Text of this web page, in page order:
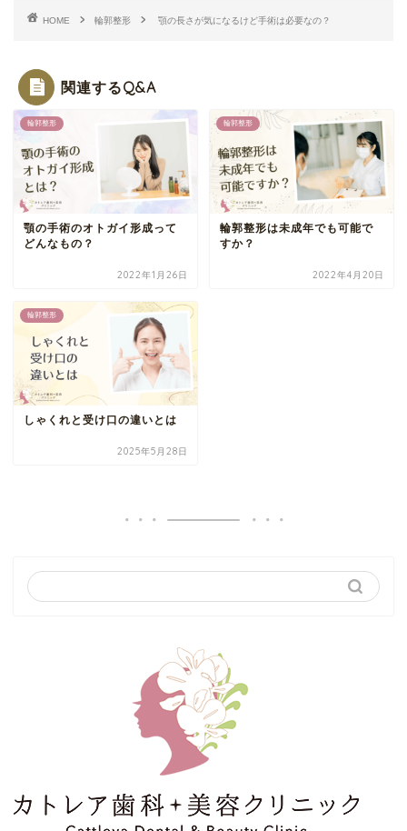
HOME 輪郭整形 顎の長さが気になるけど手術は必要なの？
関連するQ&A
輪郭整形
顎の手術のオトガイ形成って
どんなもの？
2022年1月26日
輪郭整形
輪郭整形は未成年でも可能で
すか？
2022年4月20日
輪郭整形
しゃくれと受け口の違いとは
2025年5月28日